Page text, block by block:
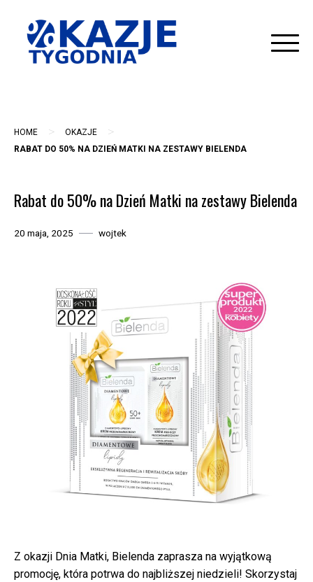
content
HOME > OKAZJE >
RABAT DO 50% NA DZIEŃ MATKI NA ZESTAWY BIELENDA
Rabat do 50% na Dzień Matki na zestawy Bielenda
20 maja, 2025 wojtek
Z okazji Dnia Matki, Bielenda zaprasza na wyjątkową
promocję, która potrwa do najbliższej niedzieli! Skorzystaj